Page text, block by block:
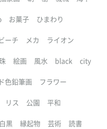
お菓子 ひまわり
ーチ メカ ライオン
絵画 風水 black city
色鉛筆画 フラワー
リス 公園 平和
白黒 縁起物 芸術 読書